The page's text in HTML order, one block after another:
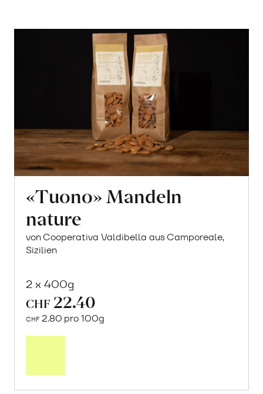
«Tuono» Mandeln
nature
von Cooperativa Valdibella aus Camporeale,
Sizilien
2 x 400g
CHF 22.40
CHF 2.80 pro 100g